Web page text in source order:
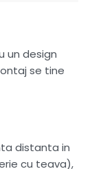
un design
se tine
distanta in
cu teava),